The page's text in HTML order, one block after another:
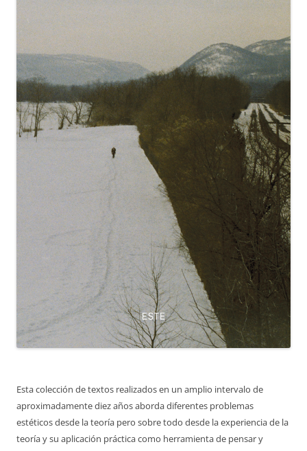
Esta colección de textos realizados en un amplio intervalo de
aproximadamente diez años aborda diferentes problemas
estéticos desde la teoría pero sobre todo desde la experiencia de la
teoría y su aplicación práctica como herramienta de pensar y